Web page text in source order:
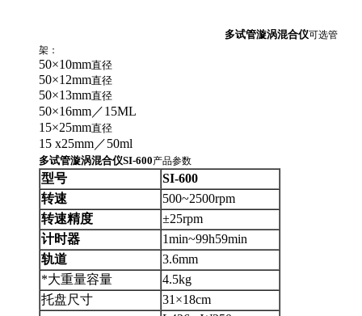
多试管漩涡混合仪可选管
架：
50×10mm直径
50×12mm直径
50×13mm直径
50×16mm／15ML
15×25mm直径
15 x25mm／50ml
多试管漩涡混合仪SI-600产品参数
型号
SI-600
转速
500~2500rpm
转速精度
±25rpm
计时器
1min~99h59min
轨道
3.6mm
*大重量容量
4.5kg
托盘尺寸
31×18cm